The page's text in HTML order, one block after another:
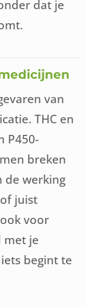
dat je
van
THC en
P450-
breken
de werking
juist
voor
met je
begint te